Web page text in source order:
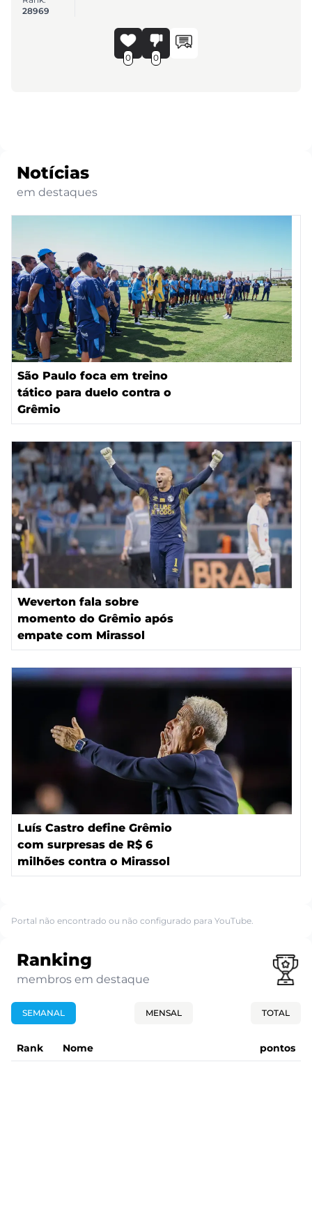
28969
0 0
Notícias
em destaques
São Paulo foca em treino
tático para duelo contra o
Grêmio
Weverton fala sobre
momento do Grêmio após
empate com Mirassol
Luís Castro define Grêmio
com surpresas de R$ 6
milhões contra o Mirassol
Portal não encontrado ou não configurado para YouTube.
Ranking
membros em destaque
SEMANAL MENSAL TOTAL
Rank Nome pontos